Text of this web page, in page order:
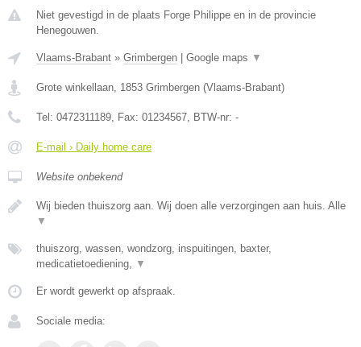
Niet gevestigd in de plaats Forge Philippe en in de provincie
Henegouwen.
Vlaams-Brabant » Grimbergen Google maps ▼
Grote winkellaan, 1853 Grimbergen (Vlaams-Brabant)
Tel: 0472311189, Fax: 01234567, BTW-nr: -
E-mail › Daily home care
Website onbekend
Wij bieden thuiszorg aan. Wij doen alle verzorgingen aan huis. Alle
▼
thuiszorg, wassen, wondzorg, inspuitingen, baxter,
medicatietoediening, ▼
Er wordt gewerkt op afspraak.
Sociale media: